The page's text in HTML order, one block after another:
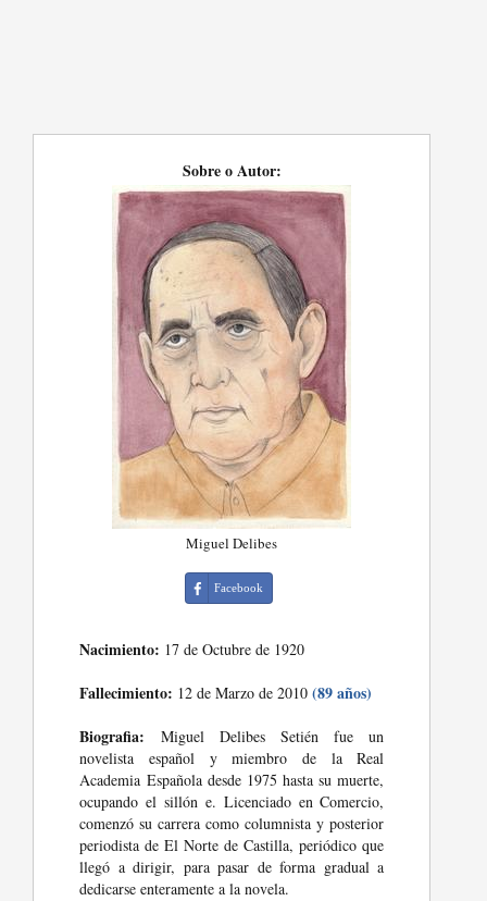
Sobre o Autor:
Miguel Delibes
Facebook
Nacimiento: 17 de Octubre de 1920
Fallecimiento: 12 de Marzo de 2010(89 años)
Biografia: Miguel Delibes Setién fue un
novelista español y miembro de la Real
Academia Española desde 1975 hasta su muerte,
ocupando el sillón e. Licenciado en Comercio,
comenzó su carrera como columnista y posterior
periodista de El Norte de Castilla, periódico que
llegó a dirigir, para pasar de forma gradual a
dedicarse enteramente a la novela.